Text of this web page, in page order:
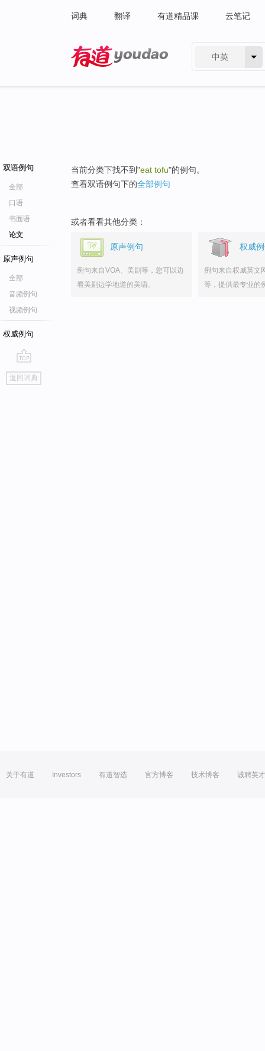
词典 翻译 有道精品课 云笔记
中英
双语例句
全部
口语
书面语
论文
原声例句
全部
音频例句
视频例句
权威例句
go
top
返回词典
当前分类下找不到"eat tofu"的例句。
查看双语例句下的全部例句
或者看看其他分类：
原声例句
例句来自VOA、美剧等，您可以边
看美剧边学地道的美语。
权威
例句来自权威英文
等，提供最专业的
关于有道 Investors 有道智选 官方博客 技术博客 诚聘英才